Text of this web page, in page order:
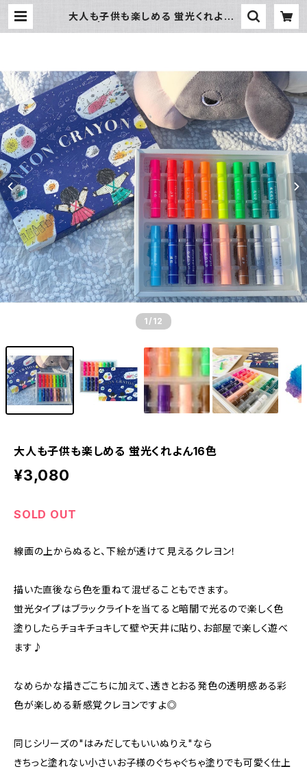
大人も子供も楽しめる 蛍光くれよん1
1 /12
大人も子供も楽しめる 蛍光くれよん16色
¥3,080
SOLD OUT
線画の上からぬると、下絵が透けて見えるクレヨン！
描いた直後なら色を重ねて混ぜることもできます。
蛍光タイプはブラックライトを当てると暗闇で光るので楽しく色
塗りしたらチョキチョキして壁や天井に貼り、お部屋で楽しく遊べ
ます♪
なめらかな描きごこちに加えて、透きとおる発色の透明感ある彩
色が楽しめる新感覚クレヨンですよ◎
同じシリーズの"はみだしてもいいぬりえ"なら
きちっと塗れない小さいお子様のぐちゃぐちゃ塗りでも可愛く仕上